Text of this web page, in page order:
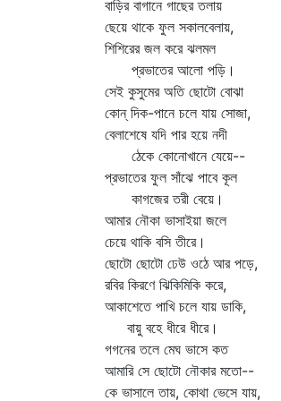
বাড়ির বাগানে গাছের তলায়
ছেয়ে থাকে ফুল সকালবেলায়,
শিশিরের জল করে ঝলমল
প্রভাতের আলো পড়ি।
সেই কুসুমের অতি ছোটো বোঝা
কোন্‌ দিক-পানে চলে যায় সোজা,
বেলাশেষে যদি পার হয়ে নদী
ঠেকে কোনোখানে যেয়ে--
প্রভাতের ফুল সাঁঝে পাবে কূল
কাগজের তরী বেয়ে।
আমার নৌকা ভাসাইয়া জলে
চেয়ে থাকি বসি তীরে।
ছোটো ছোটো ঢেউ ওঠে আর পড়ে,
রবির কিরণে ঝিকিমিকি করে,
আকাশেতে পাখি চলে যায় ডাকি,
বায়ু বহে ধীরে ধীরে।
গগনের তলে মেঘ ভাসে কত
আমারি সে ছোটো নৌকার মতো--
কে ভাসালে তায়, কোথা ভেসে যায়,